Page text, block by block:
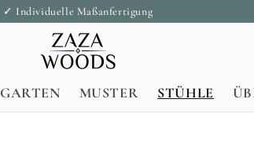
✓ Individuelle Maßanfertigung
GARTEN MUSTER STÜHLE